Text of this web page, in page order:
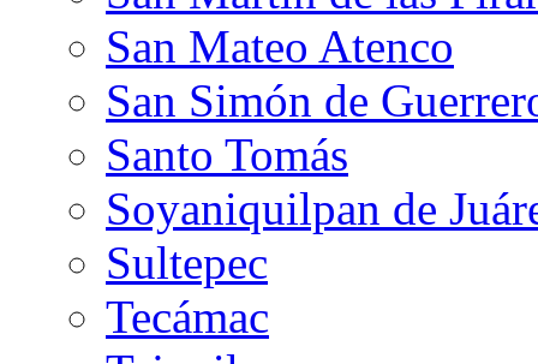
San Mateo Atenco
San Simón de
Santo Tomás
Soyaniquilpan de
Sultepec
Tecámac